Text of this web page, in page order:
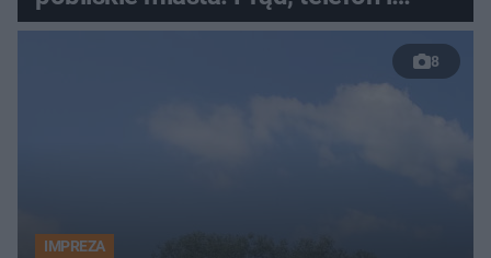
luksusowa auta
8
IMPREZA